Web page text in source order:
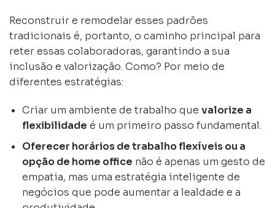
Reconstruir e remodelar esses padrões
tradicionais é, portanto, o caminho principal para
reter essas colaboradoras, garantindo a sua
inclusão e valorização. Como? Por meio de
diferentes estratégias:
Criar um ambiente de trabalho que valorize a
flexibilidade é um primeiro passo fundamental.
Oferecer horários de trabalho flexíveis ou a
opção de home office não é apenas um gesto de
empatia, mas uma estratégia inteligente de
negócios que pode aumentar a lealdade e a